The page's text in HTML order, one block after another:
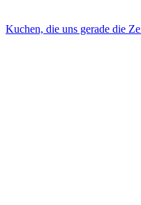
Kuchen, die uns gerade die